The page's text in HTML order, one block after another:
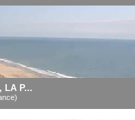
LA P...